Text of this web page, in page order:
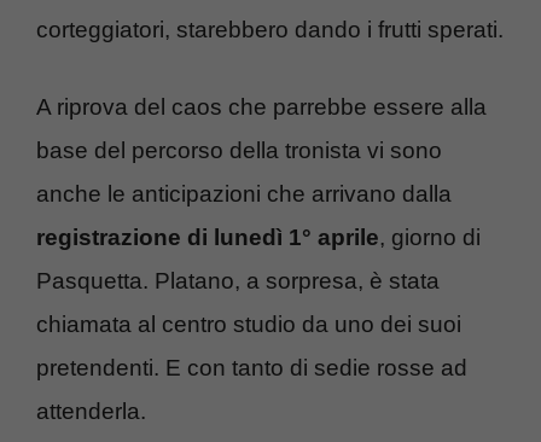
corteggiatori, starebbero dando i frutti sperati.
A riprova del caos che parrebbe essere alla
base del percorso della tronista vi sono
anche le anticipazioni che arrivano dalla
registrazione di lunedì 1° aprile, giorno di
Pasquetta. Platano, a sorpresa, è stata
chiamata al centro studio da uno dei suoi
pretendenti. E con tanto di sedie rosse ad
attenderla.